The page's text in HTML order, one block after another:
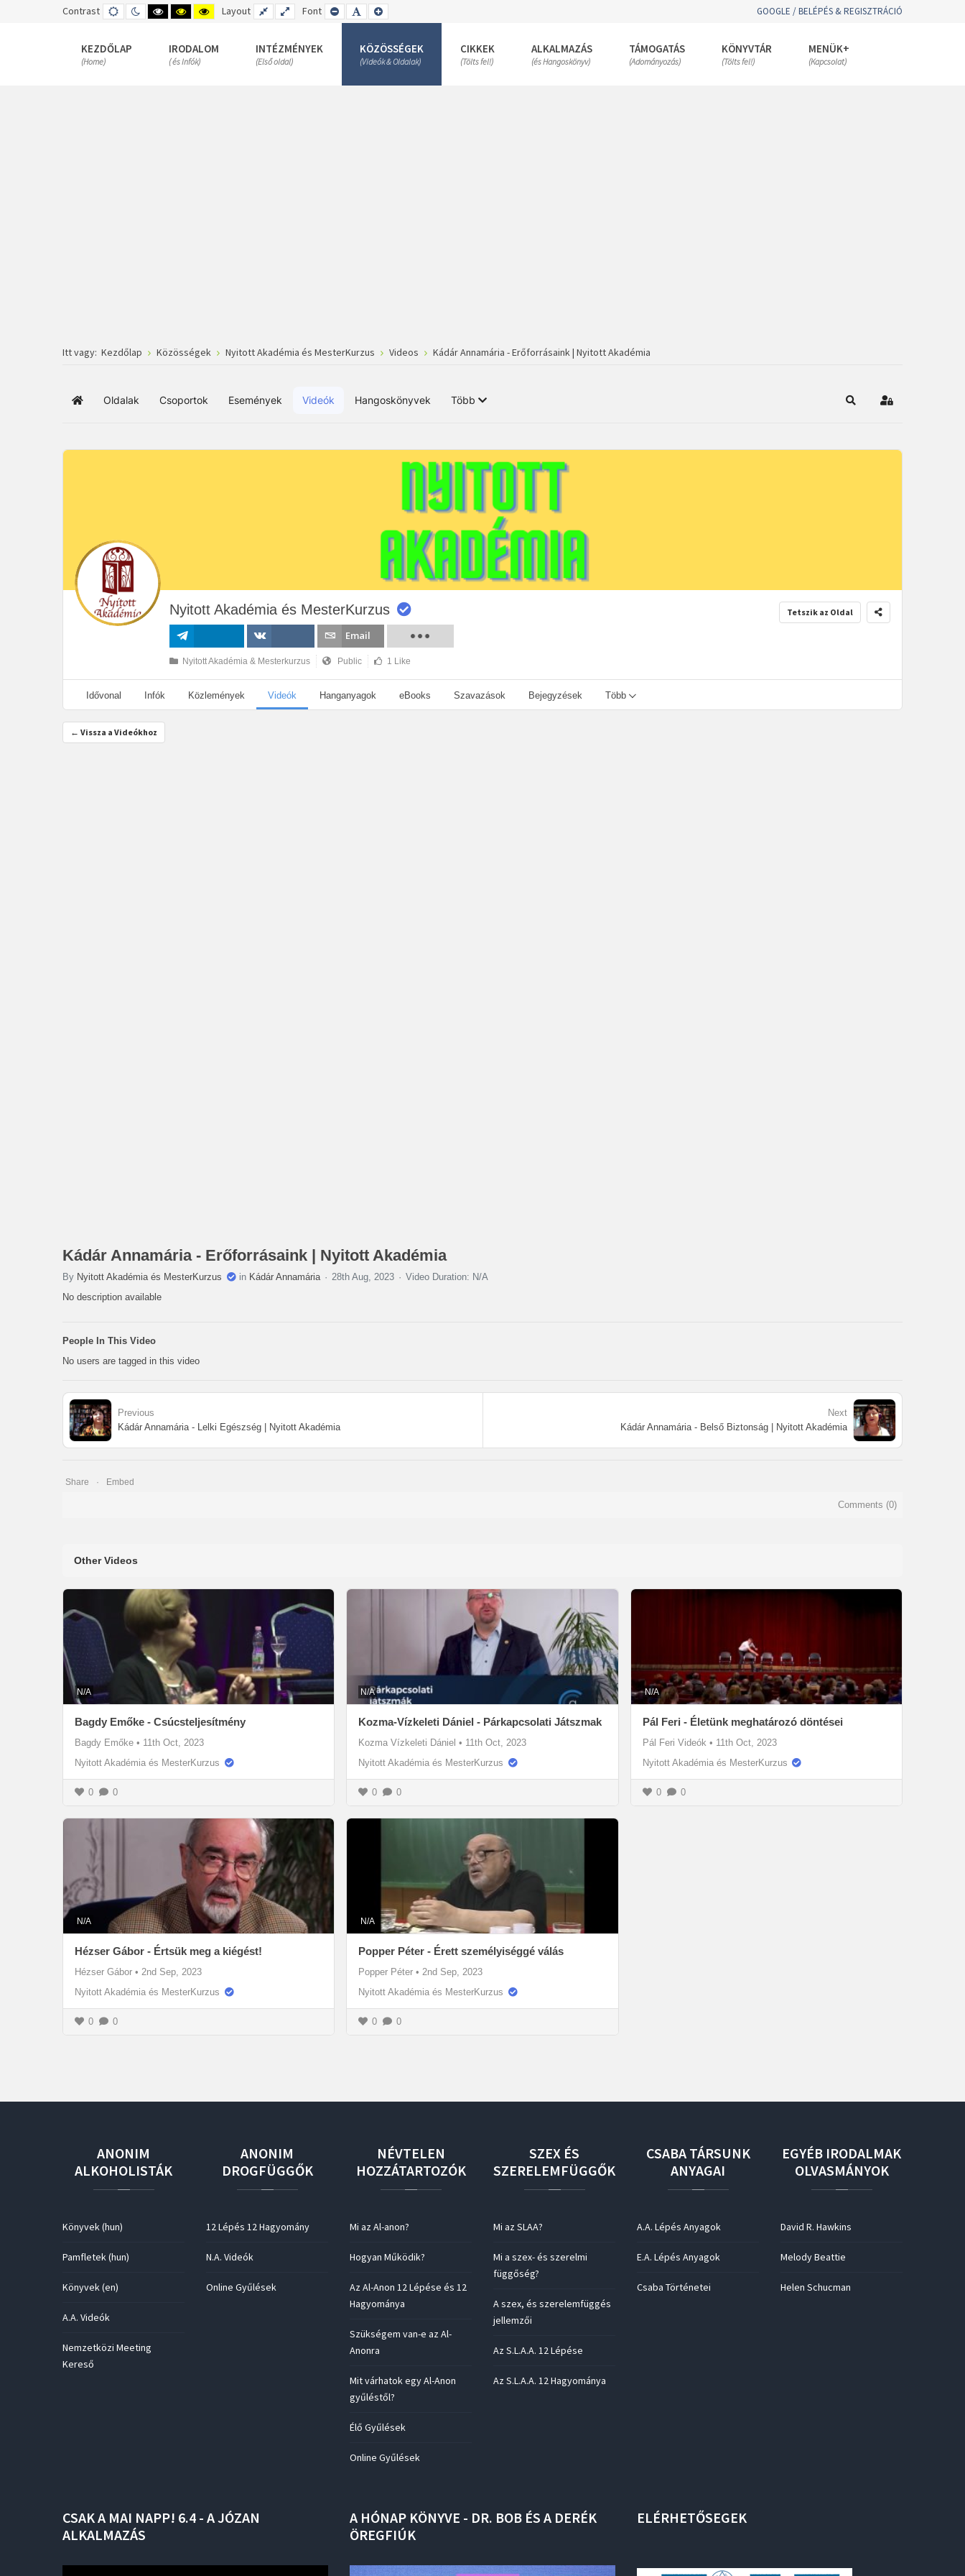
Contrast DEFAULT
MODE
NIGHT
MODE
HIGH
CONTRAST
MODE
HIGH
CONTRAST
MODE
HIGH
CONTRAST
MODE
Layout FIXED
LAYOUT
WIDE
LAYOUT
Font SET
SMALLER
SET
DEFAULT
SET
LARGER
GOOGLE / BELÉPÉS & REGISZTRÁCIÓ
KEZDŐLAP
(Home)
IRODALOM
( és Infók)
INTÉZMÉNYEK
(Első oldal)
KÖZÖSSÉGEK
(Videók & Oldalak)
CIKKEK
(Tölts fel!)
ALKALMAZÁS
(és Hangoskönyv)
TÁMOGATÁS
(Adományozás)
KÖNYVTÁR
(Tölts fel!)
MENÜK+
(Kapcsolat)
Itt vagy: Kezdőlap Közösségek Nyitott Akadémia és MesterKurzus Videos Kádár Annamária - Erőforrásaink | Nyitott Akadémia
FőoldalOldalak Csoportok Események Videók Hangoskönyvek Több KeresésBejelentkezés
Nyitott Akadémia és MesterKurzus
Megosztás
Megosztás VK-
Email
Nyitott Akadémia & Mesterkurzus Public 1 Like
Tetszik az Oldal
Idővonal Infók Közlemények Videók Hanganyagok eBooks Szavazások Bejegyzések Több
← Vissza a Videókhoz
Kádár Annamária - Erőforrásaink | Nyitott Akadémia
By Nyitott Akadémia és MesterKurzus in Kádár Annamária 28th Aug, 2023
Video Duration: N/A
No description available
People In This Video
No users are tagged in this video
Previous
Kádár Annamária - Lelki Egészség | Nyitott Akadémia
Next
Kádár Annamária - Belső Biztonság | Nyitott Akadémia
Share Embed
Comments (0)
Other Videos
N/A
Bagdy Emőke - Csúcsteljesítmény
Bagdy Emőke • 11th Oct, 2023
Nyitott Akadémia és MesterKurzus
0 0
N/A
Kozma-Vízkeleti Dániel - Párkapcsolati Játszmak
Kozma Vízkeleti Dániel • 11th Oct, 2023
Nyitott Akadémia és MesterKurzus
0 0
N/A
Pál Feri - Életünk meghatározó döntései
Pál Feri Videók • 11th Oct, 2023
Nyitott Akadémia és MesterKurzus
0 0
N/A
Hézser Gábor - Értsük meg a kiégést!
Hézser Gábor • 2nd Sep, 2023
Nyitott Akadémia és MesterKurzus
0 0
N/A
Popper Péter - Érett személyiséggé válás
Popper Péter • 2nd Sep, 2023
Nyitott Akadémia és MesterKurzus
0 0
ANONIM
ALKOHOLISTÁK
Könyvek (hun)
Pamfletek (hun)
Könyvek (en)
A.A. Videók
Nemzetközi Meeting
Kereső
ANONIM
DROGFÜGGŐK
12 Lépés 12 Hagyomány
N.A. Videók
Online Gyűlések
NÉVTELEN
HOZZÁTARTOZÓK
Mi az Al-anon?
Hogyan Működik?
Az Al-Anon 12 Lépése és 12
Hagyománya
Szükségem van-e az Al-
Anonra
Mit várhatok egy Al-Anon
gyűléstől?
Élő Gyűlések
Online Gyűlések
SZEX ÉS
SZERELEMFÜGGŐK
Mi az SLAA?
Mi a szex- és szerelmi
függőség?
A szex, és szerelemfüggés
jellemzői
Az S.L.A.A. 12 Lépése
Az S.L.A.A. 12 Hagyománya
CSABA TÁRSUNK
ANYAGAI
A.A. Lépés Anyagok
E.A. Lépés Anyagok
Csaba Történetei
EGYÉB IRODALMAK
OLVASMÁNYOK
David R. Hawkins
Melody Beattie
Helen Schucman
CSAKA MAI NAPP! 6.4 - AJÓZAN
ALKALMAZÁS
A HÓNAP KÖNYVE - DR. BOB ÉS A DERÉK
ÖREGFIÚK
ELÉRHETŐSEGEK